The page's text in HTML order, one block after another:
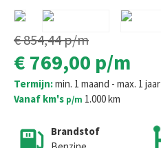
€ 854,44p/m
€ 769,00 p/m
Termijn:min. 1 maand - max. 1 jaar
Vanaf km's p/m 1.000 km
Brandstof